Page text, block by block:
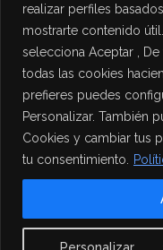
realizar perfiles
mostrarte contenido
selecciona Aceptar ,
todas las cookies
prefieres puedes
Personalizar. También
Cookies y cambiar tus
tu consentimiento.
Personalizar
Política de Privacidad
Política de Cookies
Aviso Legal